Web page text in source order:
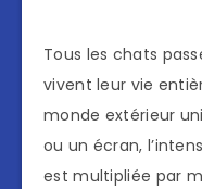
Tous les chats
vivent leur vie
monde extérieur
ou un écran,
est multipliée par